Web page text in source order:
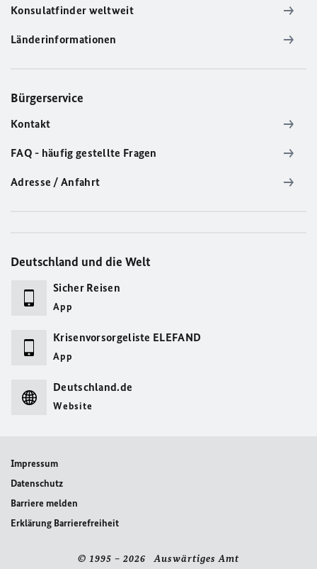
Konsulatfinder weltweit
Länderinformationen
Bürgerservice
Kontakt
FAQ - häufig gestellte Fragen
Adresse / Anfahrt
Deutschland und die Welt
Sicher Reisen
App
Krisenvorsorgeliste ELEFAND
App
Deutschland.de
Website
Impressum
Datenschutz
Barriere melden
Erklärung Barrierefreiheit
© 1995 – 2026 Auswärtiges Amt